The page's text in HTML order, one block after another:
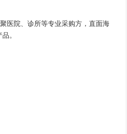
医院、诊所等专业采购方，直面海
。